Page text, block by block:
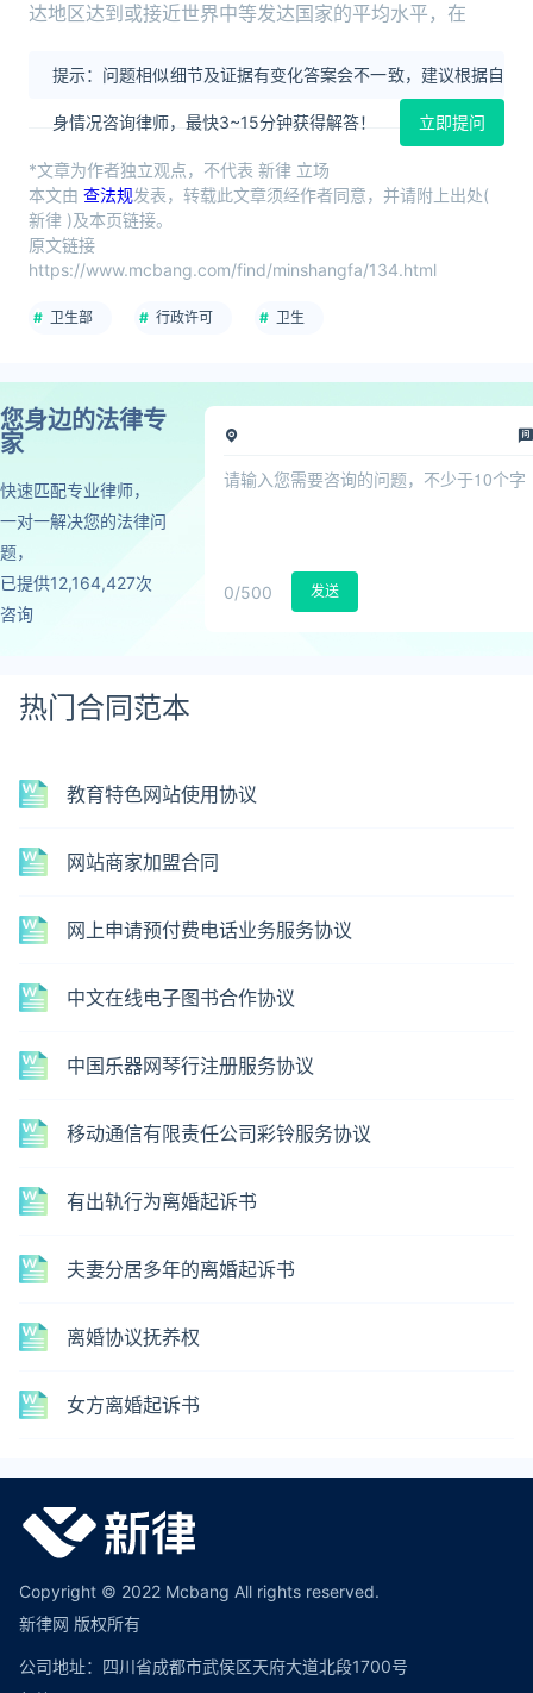
达地区达到或接近世界中等发达国家的平均水平，在
提示：问题相似细节及证据有变化答案会不一致，建议根据自
身情况咨询律师，最快3~15分钟获得解答！ 立即提问
*文章为作者独立观点，不代表 新律 立场
本文由 查法规发表，转载此文章须经作者同意，并请附上出处(
新律 )及本页链接。
原文链接
https://www.mcbang.com/find/minshangfa/134.html
卫生部 行政许可 卫生
您身边的法律专
家
快速匹配专业律师，
一对一解决您的法律问
题，
已提供12,164,427次
咨询
0/500 发送
热门合同范本
教育特色网站使用协议
网站商家加盟合同
网上申请预付费电话业务服务协议
中文在线电子图书合作协议
中国乐器网琴行注册服务协议
移动通信有限责任公司彩铃服务协议
有出轨行为离婚起诉书
夫妻分居多年的离婚起诉书
离婚协议抚养权
女方离婚起诉书
Copyright © 2022 Mcbang All rights reserved.
新律网 版权所有
公司地址：四川省成都市武侯区天府大道北段1700号